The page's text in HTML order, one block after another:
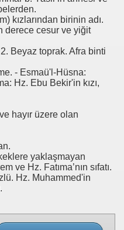
kızlarından birinin adı.
derece cesur ve yiğit
Beyaz toprak. Afra binti
- Esmaü'l-Hüsna:
Hz. Ebu Bekir'in kızı,
hayır üzere olan
yaklaşmayan
ve Hz. Fatıma’nın sıfatı.
Hz. Muhammed'in